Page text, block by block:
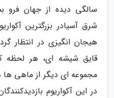
سالگی دیده از جهان فرو
شرق آسیادر بزرگترین
هیجان انگیزی در انتظار
قایق شیشه ای، هر لحظه
مجموعه ای دیگر از ماهی
در این آکواریوم